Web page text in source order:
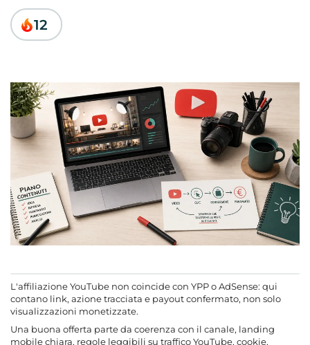
Esempio numerico
Diagnosi della catena
Disclosure e policy prima della pubblicazione
Checklist operativa del primo blocco di video
Diagnosi finale: CTR, CR o payout
Domande frequenti
12
L'affiliazione YouTube non coincide con YPP o AdSense: qui
contano link, azione tracciata e payout confermato, non solo
visualizzazioni monetizzate.
Una buona offerta parte da coerenza con il canale, landing
mobile chiara, regole leggibili su traffico YouTube, cookie,